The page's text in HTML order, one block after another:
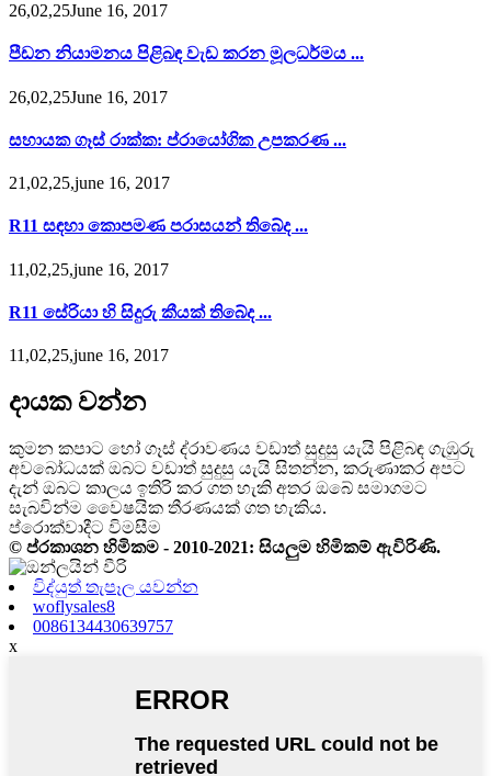
26,02,25June 16, 2017
පීඩන නියාමනය පිළිබඳ වැඩ කරන මූලධර්මය ...
26,02,25June 16, 2017
සහායක ගෑස් රාක්ක: ප්රායෝගික උපකරණ ...
21,02,25,june 16, 2017
R11 සඳහා කොපමණ පරාසයන් තිබේද ...
11,02,25,june 16, 2017
R11 සේරියා හි සිදුරු කීයක් තිබේද ...
11,02,25,june 16, 2017
දායක වන්න
කුමන කපාට හෝ ගෑස් ද්රාවණය වඩාත් සුදුසු යැයි පිළිබඳ ගැඹුරු
අවබෝධයක් ඔබට වඩාත් සුදුසු යැයි සිතන්න, කරුණාකර අපට
දැන් ඔබට කාලය ඉතිරි කර ගත හැකි අතර ඔබේ සමාගමට
සැබවින්ම වෛෂයික තීරණයක් ගත හැකිය.
ප්රොක්වාදීට විමසීම
© ප්රකාශන හිමිකම - 2010-2021: සියලුම හිමිකම් ඇවිරිණි.
විද්යුත් තැපෑල යවන්න
woflysales8
0086134430639757
x